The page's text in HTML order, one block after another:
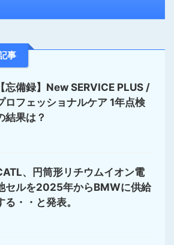
事
【忘備録】New SERVICE PLUS /
ロフェッショナルケア 1年点検
結果は？
、円筒形リチウムイオン電
セルを2025年からBMWに供給
る・・と発表。